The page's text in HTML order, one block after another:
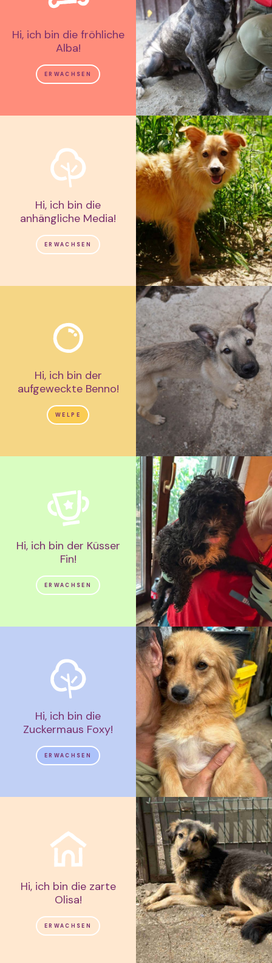
Hi, ich bin die fröhliche
Alba!
ERWACHSEN
Hi, ich bin die
anhängliche Media!
ERWACHSEN
Hi, ich bin der
aufgeweckte Benno!
WELPE
Hi, ich bin der Küsser
Fin!
ERWACHSEN
Hi, ich bin die
Zuckermaus Foxy!
ERWACHSEN
Hi, ich bin die zarte
Olisa!
ERWACHSEN